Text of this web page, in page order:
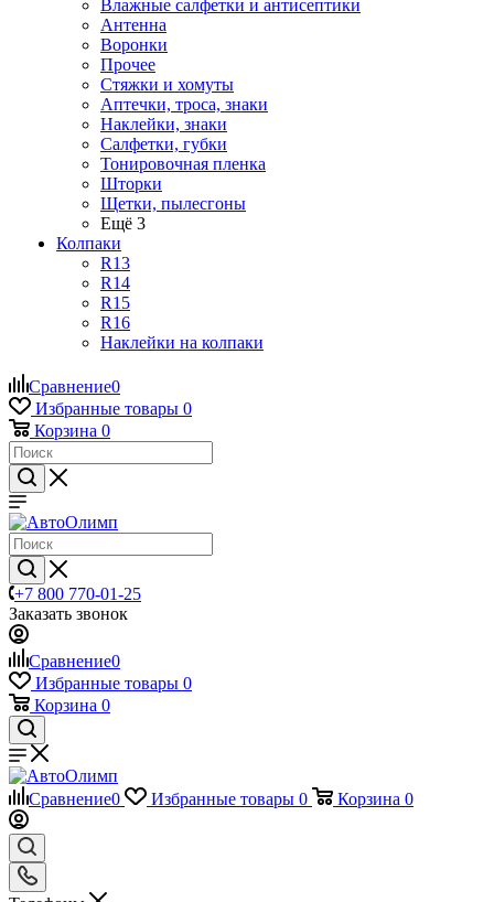
Влажные салфетки и антисептики
Антенна
Воронки
Прочее
Стяжки и хомуты
Аптечки, троса, знаки
Наклейки, знаки
Салфетки, губки
Тонировочная пленка
Шторки
Щетки, пылесгоны
Ещё 3
Колпаки
R13
R14
R15
R16
Наклейки на колпаки
Сравнение0
Избранные товары 0
Корзина 0
+7 800 770-01-25
Заказать звонок
Сравнение0
Избранные товары 0
Корзина 0
Сравнение0 Избранные товары 0 Корзина 0